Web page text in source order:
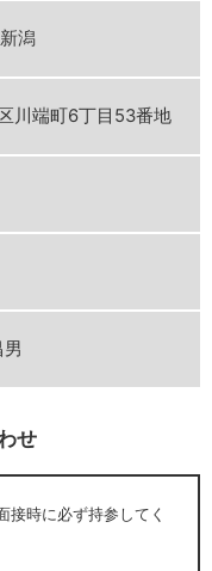
潟
川端町6丁目53番地
せ
接時に必ず持参してく